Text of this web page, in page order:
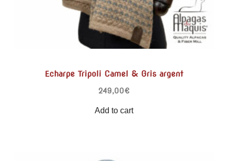
Echarpe Tripoli Camel & Gris argent
249,00€
Add to cart